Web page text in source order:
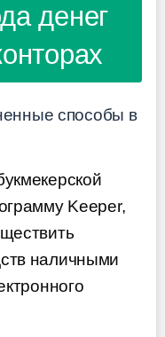
денег
способы в
Keeper,
наличными